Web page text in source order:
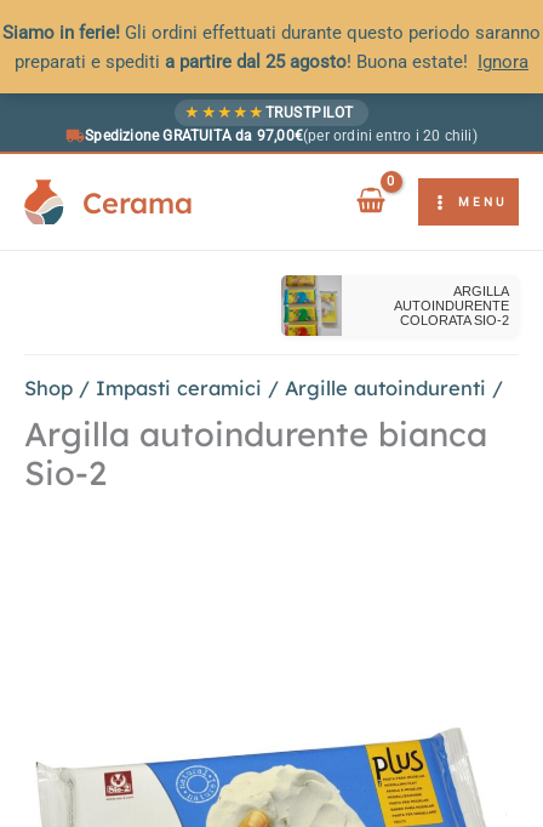
Siamo in ferie! Gli ordini effettuati durante questo periodo saranno
preparati e spediti a partire dal 25 agosto! Buona estate! Ignora
★ ★ ★ ★ ★ TRUSTPILOT
Spedizione GRATUITA da 97,00€(per ordini entro i 20 chili)
Cerama MENU
ARGILLA
AUTOINDURENTE
COLORATA SIO-2
Shop / Impasti ceramici / Argille autoindurenti /
Argilla autoindurente bianca
Sio-2